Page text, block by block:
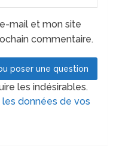
mail et mon site
commentaire.
les indésirables.
les données de vos